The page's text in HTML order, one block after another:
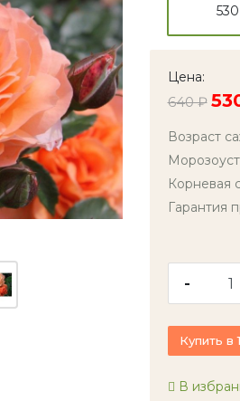
Цена:
640 ₽
Возраст
Корневая
Гарантия
-
Купить в
В